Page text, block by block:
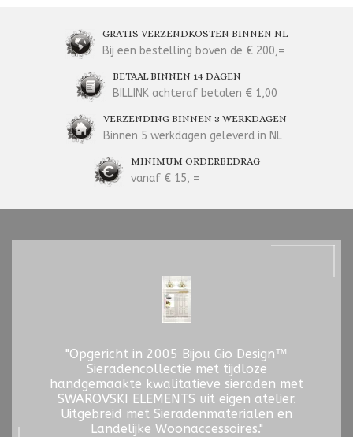
GRATIS VERZENDKOSTEN BINNEN NL
Bij een bestelling boven de € 200,=
BETAAL BINNEN 14 DAGEN
BILLINK achteraf betalen € 1,00
VERZENDING BINNEN 3 WERKDAGEN
Binnen 5 werkdagen geleverd in NL
MINIMUM ORDERBEDRAG
vanaf € 15, =
"Opgericht in 2005 Bijou Gio Design™
Sieradencollectie met tijdloze
handgemaakte kwalitatieve sieraden met
SWAROVSKI ELEMENTS uit eigen atelier.
Uitgebreid met Sieradenmaterialen en
Landelijke Woonaccessoires."